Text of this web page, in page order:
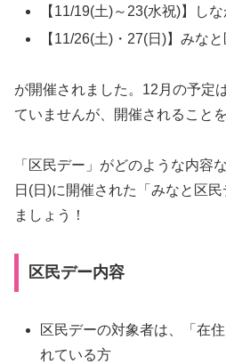
【11/19(土)～23(水祝)】し
【11/26(土)・27(日)】みな
が開催されました。12月の予定
ていませんが、開催されること
「区民デー」がどのような内容
日(日)に開催された「みなと区
ましょう！
区民デー内容
区民デーの対象者は、「在
れている方